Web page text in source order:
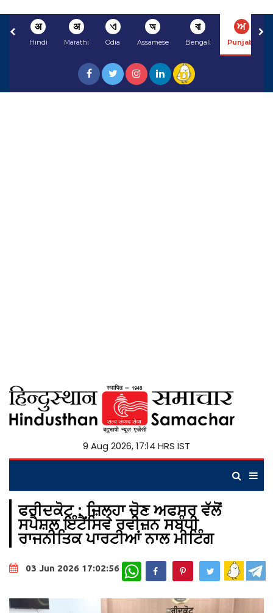
अ
Hindi
अ
Marathi
ଏ
Odia
অ
Assamese
বা
Bengali
ਅ
Punjabi
9 Aug 2026, 17:14 HRS IST
ਫਰੀਦਕੋਟ : ਜ਼ਿਲ੍ਹਾ ਚੋਣ ਅਫਸਰ ਵੱਲੋਂ
ਸਪੈਸ਼ਲ ਇੰਟੈਂਸਿਵ ਰਵੀਜ਼ਨ ਸਬੰਧੀ
ਰਾਜਨੀਤਿਕ ਪਾਰਟੀਆਂ ਨਾਲ ਮੀਟਿੰਗ
03 Jun 2026 17:02:56 WhatsApp